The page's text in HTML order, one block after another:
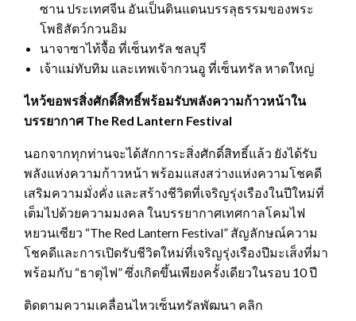
ซาน ประเทศจีน อันเป็นดินแดนบรรลุธรรมของพระ
โพธิสัตว์กวนอิม
นาจาซาไท้จื้อ ที่เซ็นทรัล ชลบุรี
เจ้าแม่ทับทิม และเทพเจ้ากวนอู ที่เซ็นทรัล หาดใหญ่
ไหว้ขอพรสิ่งศักดิ์สิทธิ์พร้อมรับพลังความก้าวหน้าใน
บรรยากาศThe Red Lantern Festival
นอกจากทุกท่านจะได้สักการะสิ่งศักดิ์สิทธิ์แล้ว ยังได้รับ
พลังแห่งความก้าวหน้า พร้อมแสงสว่างแห่งความโชคดี
เสริมความมั่งคั่ง และสร้างชีวิตที่เจริญรุ่งเรืองในปีใหม่ที่
เต็มไปด้วยความมงคล ในบรรยากาศเทศกาลโคมไฟ
หยวนเซียว “The Red Lantern Festival” สัญลักษณ์ความ
โชคดีและการเปิดรับชีวิตใหม่ที่เจริญรุ่งเรืองปีมะเส็งที่มา
พร้อมกับ “ธาตุไฟ” ซึ่งเกิดขึ้นเพียงครั้งเดียวในรอบ 10 ปี
ติดตามความเคลื่อนไหวเซ็นทรัลพัฒนา คลิก